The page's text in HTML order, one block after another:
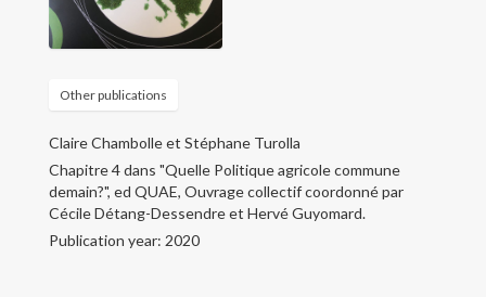
My Research
CV
Contact
Other publications
Claire Chambolle et Stéphane Turolla
Chapitre 4 dans "Quelle Politique agricole commune
demain?", ed QUAE, Ouvrage collectif coordonné par
Cécile Détang-Dessendre et Hervé Guyomard.
Publication year: 2020